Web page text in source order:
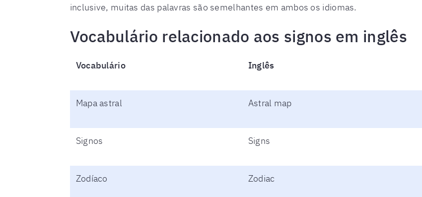
inclusive, muitas das palavras são semelhantes em ambos os idiomas.
Vocabulário relacionado aos signos em inglês
Vocabulário Inglês
Mapa astral Astral map
Signos Signs
Zodíaco Zodiac